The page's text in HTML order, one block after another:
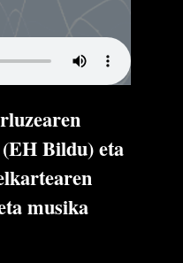
Bildu) eta
musika